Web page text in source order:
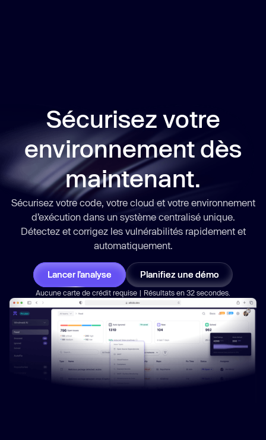
Sécurisez votre
environnement dès
maintenant.
Sécurisez votre code, votre cloud et votre environnement
d’exécution dans un système centralisé unique.
Détectez et corrigez les vulnérabilités rapidementet
automatiquement.
Lancer l’analyse Planifiez une démo
Aucune carte de crédit requise | Résultats en 32 secondes.